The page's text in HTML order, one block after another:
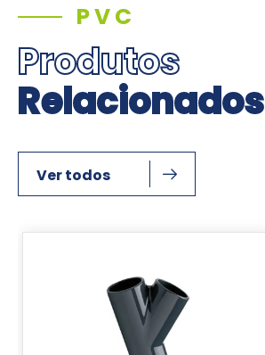
PVC
Produtos
Relacionados
Ver todos